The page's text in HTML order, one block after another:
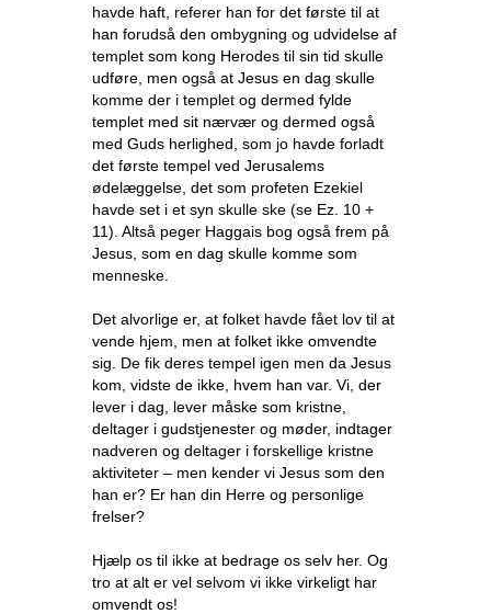
havde haft, referer han for det første til at
han forudså den ombygning og udvidelse af
templet som kong Herodes til sin tid skulle
udføre, men også at Jesus en dag skulle
komme der i templet og dermed fylde
templet med sit nærvær og dermed også
med Guds herlighed, som jo havde forladt
det første tempel ved Jerusalems
ødelæggelse, det som profeten Ezekiel
havde set i et syn skulle ske (se Ez. 10 +
11). Altså peger Haggais bog også frem på
Jesus, som en dag skulle komme som
menneske.
Det alvorlige er, at folket havde fået lov til at
vende hjem, men at folket ikke omvendte
sig. De fik deres tempel igen men da Jesus
kom, vidste de ikke, hvem han var. Vi, der
lever i dag, lever måske som kristne,
deltager i gudstjenester og møder, indtager
nadveren og deltager i forskellige kristne
aktiviteter – men kender vi Jesus som den
han er? Er han din Herre og personlige
frelser?
Hjælp os til ikke at bedrage os selv her. Og
tro at alt er vel selvom vi ikke virkeligt har
omvendt os!